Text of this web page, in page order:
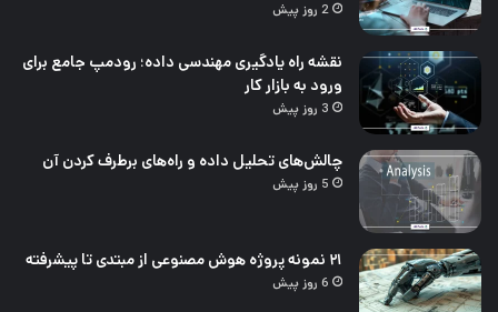
2 روز پیش
نقشه راه یادگیری مهندسی داده؛ رودمپ جامع برای
ورود به بازار کار
3 روز پیش
چالش‌های تحلیل داده و راه‌های برطرف کردن آن
5 روز پیش
۲۱ نمونه پروژه هوش مصنوعی از مبتدی تا پیشرفته
6 روز پیش